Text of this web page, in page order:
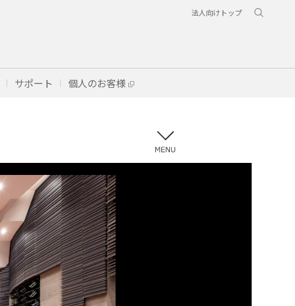
法人向けトップ
サポート 個人のお客様